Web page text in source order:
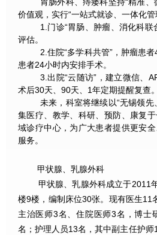
价值观，实行“一站式就诊、一体化管
1.门诊“胃肠、肿瘤、消化科
评估。
2.住院“多学科共管”，肿瘤患
患者24小时内安排手术。
3.出院“云随访”，建立微信、
术后30天、90天、1年定期提醒复查。
未来，科室将继续以“无锡领
集医疗、教学、科研、预防、康复
域诊疗中心，为广大患者提供更安
服务。
甲状腺、乳腺外科
甲状腺、乳腺外科成立于2011
楼9楼，编制床位30张。现有医生11
主治医师3名、住院医师3名，博士
名；护理人员13名，其中副主任护